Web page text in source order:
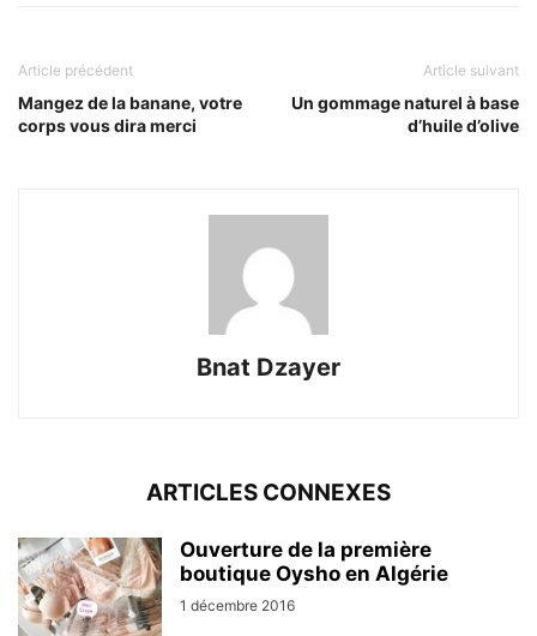
Article précédent
Mangez de la banane, votre
corps vous dira merci
Article suivant
Un gommage naturel à base
d’huile d’olive
Bnat Dzayer
ARTICLES CONNEXES
Ouverture de la première
boutique Oysho en Algérie
1 décembre 2016